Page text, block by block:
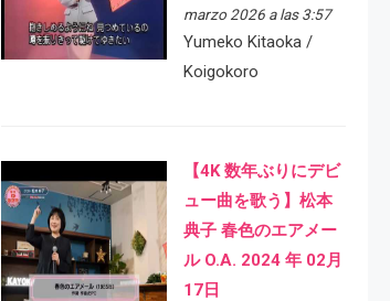
marzo 2026 a las 3:57
Yumeko Kitaoka /
Koigokoro
【4K 数年ぶりにデビ
ュー曲を歌う】松本
典子 春色のエアメー
ル O.A. 2024 年 02月
17日